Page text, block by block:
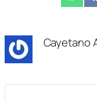
en
Cayetano